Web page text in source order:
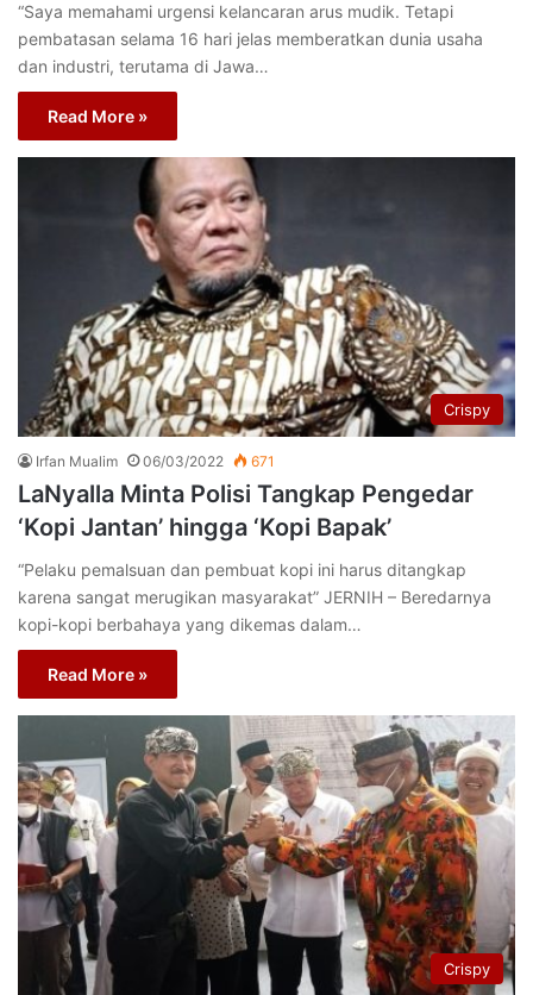
“Saya memahami urgensi kelancaran arus mudik. Tetapi
pembatasan selama 16 hari jelas memberatkan dunia usaha
dan industri, terutama di Jawa…
Read More »
Crispy
Irfan Mualim 06/03/2022 671
LaNyalla Minta Polisi Tangkap Pengedar
‘Kopi Jantan’ hingga ‘Kopi Bapak’
“Pelaku pemalsuan dan pembuat kopi ini harus ditangkap
karena sangat merugikan masyarakat” JERNIH – Beredarnya
kopi-kopi berbahaya yang dikemas dalam…
Read More »
Crispy